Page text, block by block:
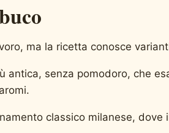
ma la ricetta conosce
antica, senza pomodoro, che
classico milanese, dove